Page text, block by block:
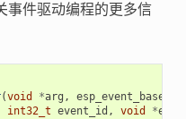
事件驱动编程的更多信
(void *arg , esp_event_base_t
int32_t event_id , void *